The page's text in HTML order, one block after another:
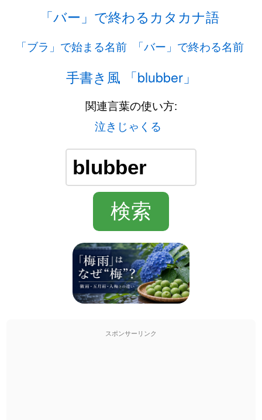
「バー」で終わるカタカナ語
「ブラ」で始まる名前 「バー」で終わる名前
手書き風 「blubber」
関連言葉の使い方:
泣きじゃくる
スポンサーリンク